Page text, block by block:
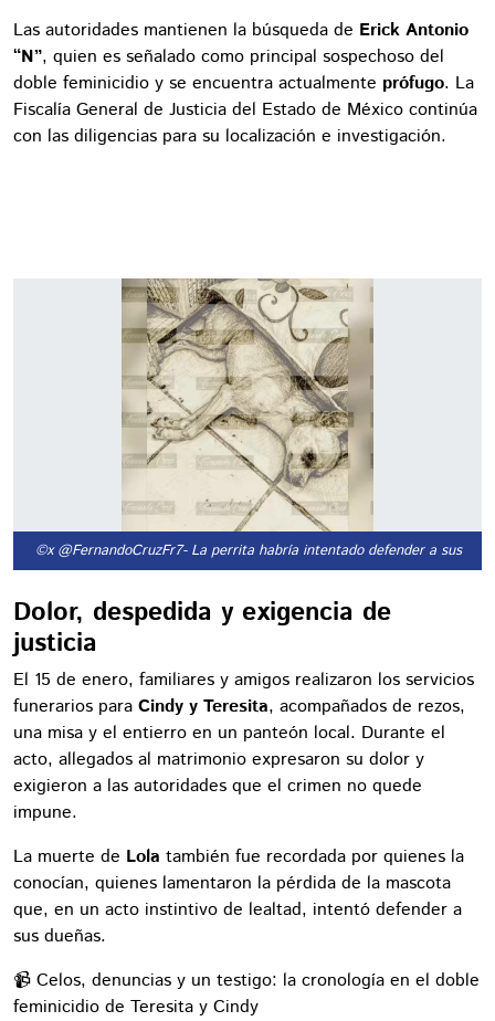
Las autoridades mantienen la búsqueda de Erick Antonio
“N”, quien es señalado como principal sospechoso del
doble feminicidio y se encuentra actualmente prófugo. La
Fiscalía General de Justicia del Estado de México continúa
con las diligencias para su localización e investigación.
©x @FernandoCruzFr7- La perrita habría intentado defender a sus
Dolor, despedida y exigencia de
justicia
El 15 de enero, familiares y amigos realizaron los servicios
funerarios para Cindy y Teresita, acompañados de rezos,
una misa y el entierro en un panteón local. Durante el
acto, allegados al matrimonio expresaron su dolor y
exigieron a las autoridades que el crimen no quede
impune.
La muerte de Lola también fue recordada por quienes la
conocían, quienes lamentaron la pérdida de la mascota
que, en un acto instintivo de lealtad, intentó defender a
sus dueñas.
📹 Celos, denuncias y un testigo: la cronología en el doble
feminicidio de Teresita y Cindy